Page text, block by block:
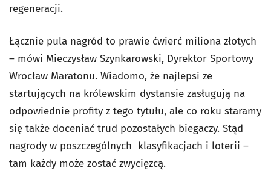
regeneracji.
Łącznie pula nagród to prawie ćwierć miliona złotych
– mówi Mieczysław Szynkarowski, Dyrektor Sportowy
Wrocław Maratonu. Wiadomo, że najlepsi ze
startujących na królewskim dystansie zasługują na
odpowiednie profity z tego tytułu, ale co roku staramy
się także doceniać trud pozostałych biegaczy. Stąd
nagrody w poszczególnych klasyfikacjach i loterii –
tam każdy może zostać zwycięzcą.